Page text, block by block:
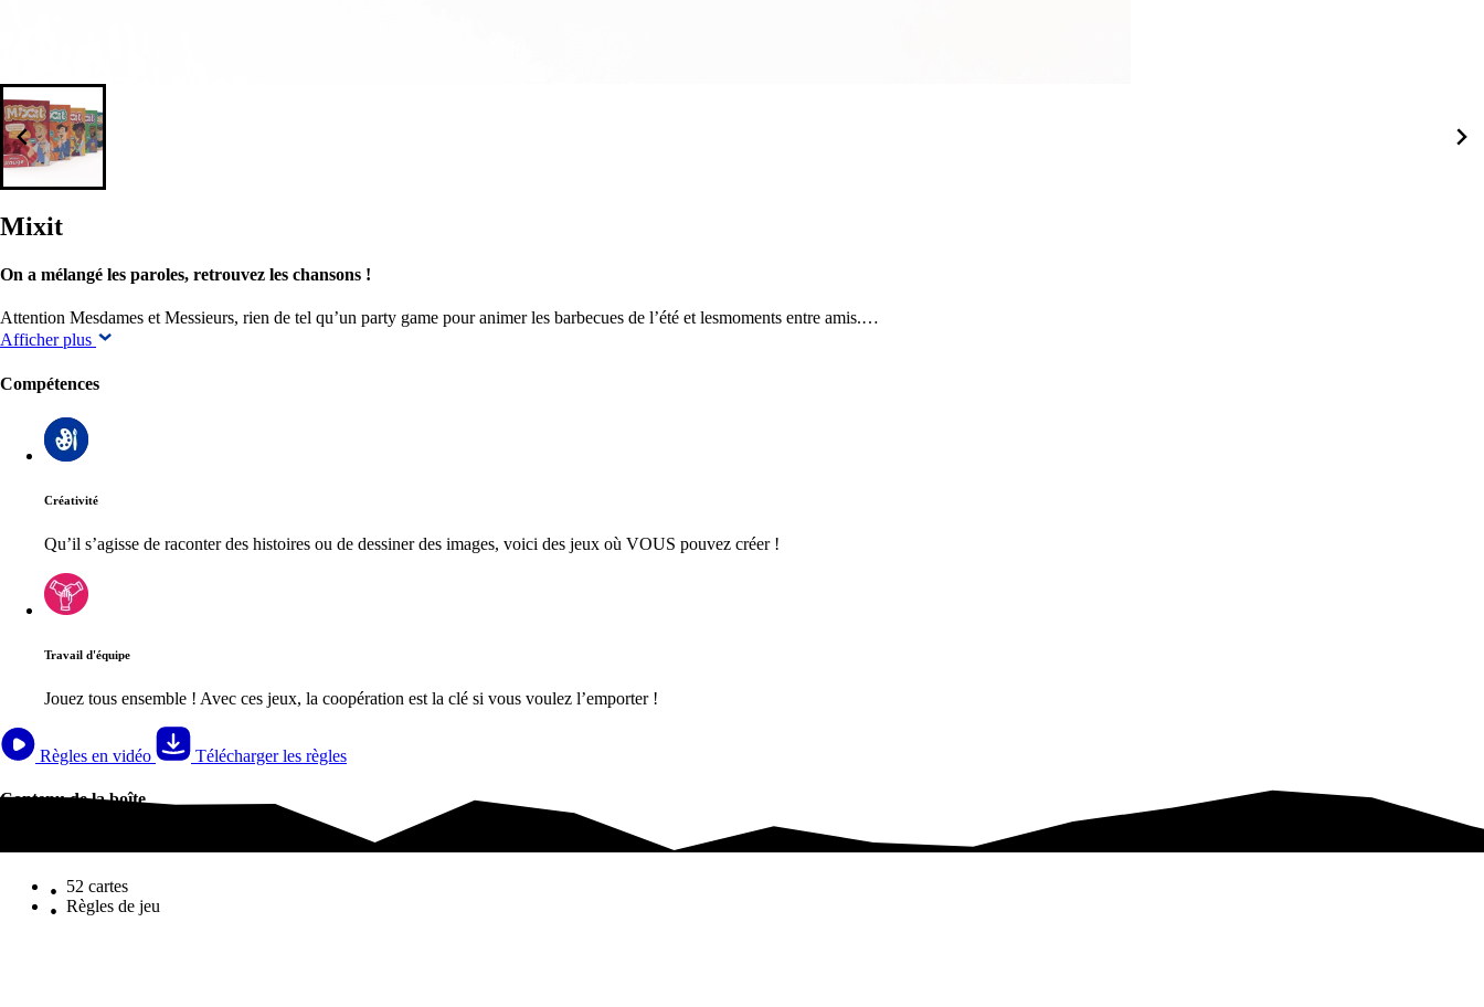
Mixit
On a mélangé les paroles, retrouvez les chansons !
Attention Mesdames et Messieurs, rien de tel qu’un party game pour animer les barbecues de l’été et lesmoments entre amis.…
Afficher plus
Compétences
Créativité
Qu’il s’agisse de raconter des histoires ou de dessiner des images, voici des jeux où VOUS pouvez créer !
Travail d'équipe
Jouez tous ensemble ! Avec ces jeux, la coopération est la clé si vous voulez l’emporter !
Règles en vidéo Télécharger les règles
Contenu de la boîte
52 cartes
Règles de jeu